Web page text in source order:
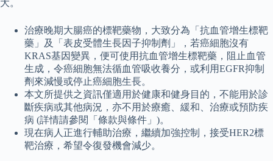
大。
治療晚期大腸癌的標靶藥物，大致分為「抗血管增生標靶
藥」及「表皮受體生長因子抑制劑」，若癌細胞沒有
KRAS基因變異，便可使用抗血管增生標靶藥，阻止血管
生成，令癌細胞無法循血管吸收養分，或利用EGFR抑制
劑來減慢或停止癌細胞生長。
本文所提供之資訊僅適用於健康和健身目的，不能用於診
斷疾病或其他病況，亦不用於療癒、緩和、治療或預防疾
病 (詳情請參閱「條款與條件」)。
現在病人正進行輔助治療，繼續加強控制，接受HER2標
靶治療，希望令復發機會減少。